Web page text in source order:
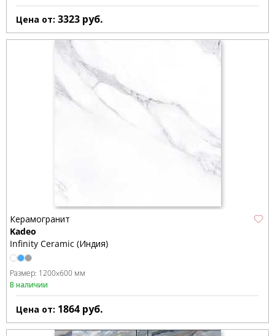
Цена от: 3323 руб.
Керамогранит
Kadeo
Infinity Ceramic (Индия)
Размер: 1200x600 мм
В наличии
Цена от: 1864 руб.